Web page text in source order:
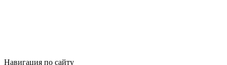
Навигация по сайту